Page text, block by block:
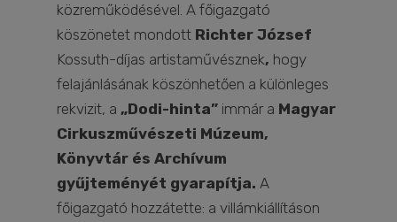
közreműködésével. A főigazgató
köszönetet mondott Richter József
Kossuth-díjas artistaművésznek, hogy
felajánlásának köszönhetően a különleges
rekvizit, a „Dodi-hinta” immár a Magyar
Cirkuszművészeti Múzeum,
Könyvtár és Archívum
gyűjteményét gyarapítja.A
főigazgató hozzátette: a villámkiállításon